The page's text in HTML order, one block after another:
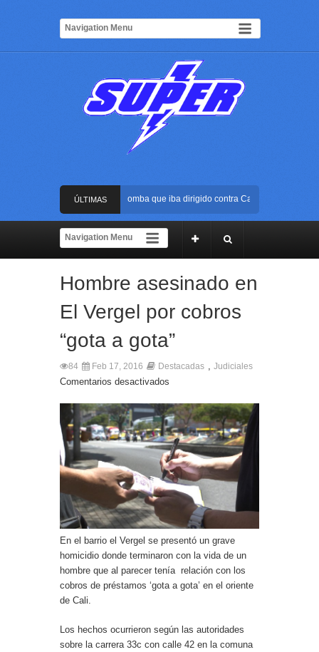
ÚLTIMAS
NOTICIAS
Frustran atentado con bus bomba que iba dirigido contra Cali durante la
La Arena USC será el escenario de la posesión presidencial de Abelardo de la
Rápida reacción policial evitó que presunto agresor escapara tras atacar a una
Frustran atentado con bus bomba que iba dirigido contra Cali durante la
Hombre asesinado en
El Vergel por cobros
“gota a gota”
84 Feb 17, 2016 Destacadas , Judiciales
Comentarios desactivados
En el barrio el Vergel se presentó un grave
homicidio donde terminaron con la vida de un
hombre que al parecer tenía relación con los
cobros de préstamos ‘gota a gota’ en el oriente
de Cali.
Los hechos ocurrieron según las autoridades
sobre la carrera 33c con calle 42 en la comuna